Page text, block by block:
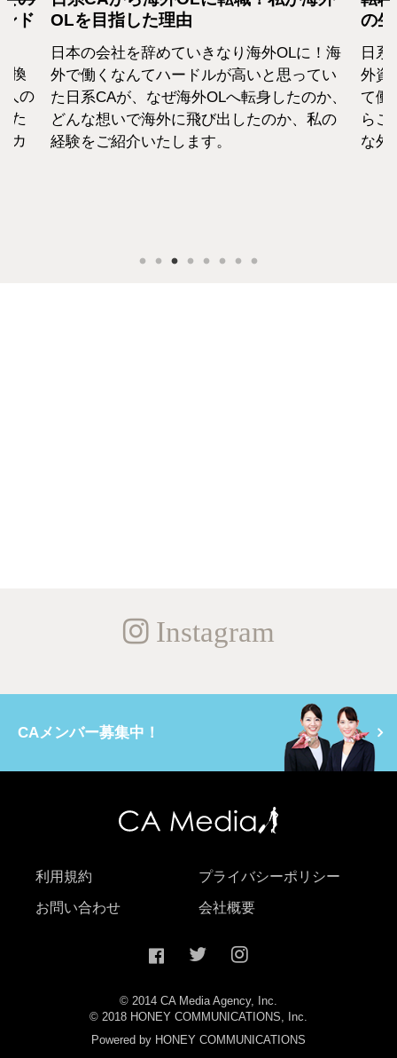
ド
換
人の
た
カ
OLを目指した理由
日本の会社を辞めていきなり海外OLに！海
外で働くなんてハードルが高いと思ってい
た日系CAが、なぜ海外OLへ転身したのか、
どんな想いで海外に飛び出したのか、私の
経験をご紹介いたします。
の
日
外資
て働
らこ
な外
Instagram
CAメンバー募集中！
利用規約 プライバシーポリシー
お問い合わせ 会社概要
© 2014 CA Media Agency, Inc.
© 2018 HONEY COMMUNICATIONS, Inc.
Powered by HONEY COMMUNICATIONS